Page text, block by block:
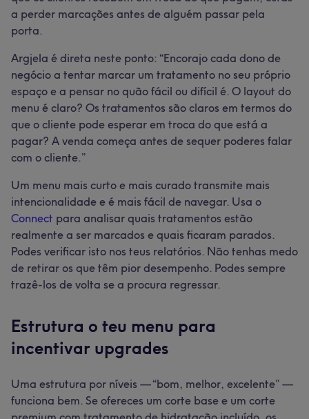
a perder marcações antes de alguém passar pela
porta.
Argjela é direta neste ponto: “Encorajo cada dono de
negócio a tentar marcar um tratamento no seu próprio
espaço e a pensar no quão fácil ou difícil é. O layout do
menu é claro? Os tratamentos são claros em termos do
que o cliente pode esperar em troca do que está a
pagar? A venda começa antes de sequer poderes falar
com o cliente.”
Um menu mais curto e mais curado transmite mais
intencionalidade e é mais fácil de navegar. Usa o
Connect para analisar quais tratamentos estão
realmente a ser marcados e quais ficaram parados.
Podes verificar isto nos teus relatórios. Não tenhas medo
de retirar os que têm pior desempenho. Podes sempre
trazê-los de volta se a procura regressar.
Estrutura o teu menu para
incentivar upgrades
Uma estrutura por níveis — “bom, melhor, excelente” —
funciona bem. Se ofereces um corte base e um corte